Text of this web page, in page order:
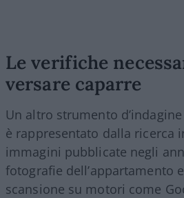
Le verifiche
versare caparre
Un altro strumento
è rappresentato dalla ricerca
immagini pubblicate negli
fotografie dell’appartamento
scansione su motori come